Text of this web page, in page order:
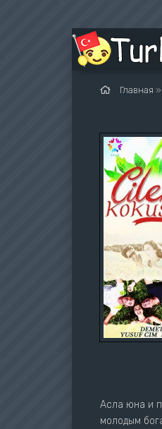
Главная »
Асла юна и
молодым